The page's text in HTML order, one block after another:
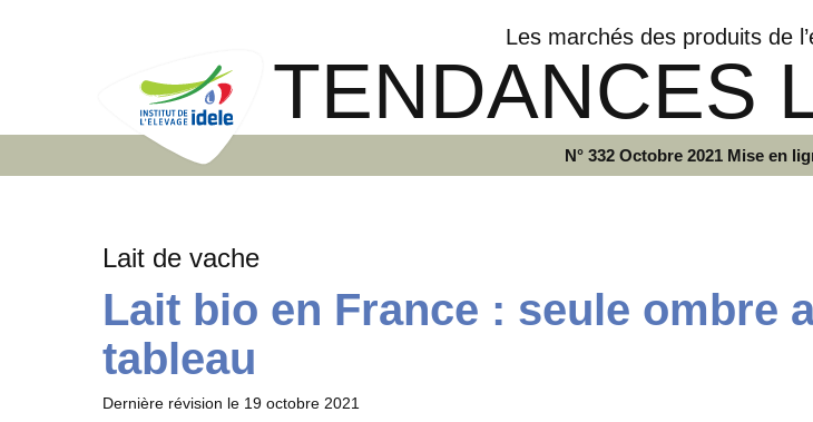
Les marchés des produits de
TENDANCES
N° 332 Octobre 2021 Mise en
Lait de vache
Lait bio en France : seule ombre
tableau
Dernière révision le 19 octobre 2021